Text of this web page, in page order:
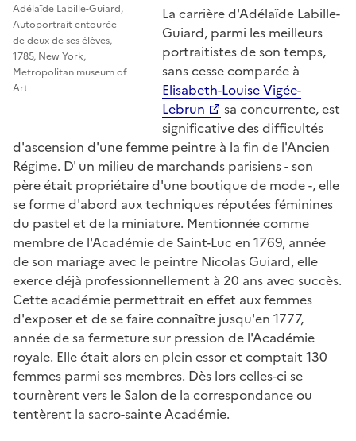
Adélaïde Labille-Guiard,
Autoportrait entourée
de deux de ses élèves,
1785, New York,
Metropolitan museum of
Art
La carrière d'Adélaïde Labille-
Guiard, parmi les meilleurs
portraitistes de son temps,
sans cesse comparée à
Elisabeth-Louise Vigée-
Lebrun
sa concurrente, est
significative des difficultés
d'ascension d'une femme peintre à la fin de l'Ancien
Régime. D' un milieu de marchands parisiens - son
père était propriétaire d'une boutique de mode -, elle
se forme d'abord aux techniques réputées féminines
du pastel et de la miniature. Mentionnée comme
membre de l'Académie de Saint-Luc en 1769, année
de son mariage avec le peintre Nicolas Guiard, elle
exerce déjà professionnellement à 20 ans avec succès.
Cette académie permettrait en effet aux femmes
d'exposer et de se faire connaître jusqu'en 1777,
année de sa fermeture sur pression de l'Académie
royale. Elle était alors en plein essor et comptait 130
femmes parmi ses membres. Dès lors celles-ci se
tournèrent vers le Salon de la correspondance ou
tentèrent la sacro-sainte Académie.